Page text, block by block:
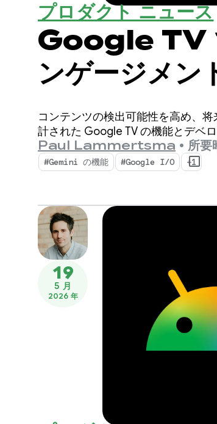
プロダクト ニュース
Google TV
ンゲージメン
コンテンツの検出可能性を高め、
計された Google TV の機能とデベ
Paul Lammertsma • 所要
#Gemini の機能 #Google I/O +1
19
5 月
2026 年